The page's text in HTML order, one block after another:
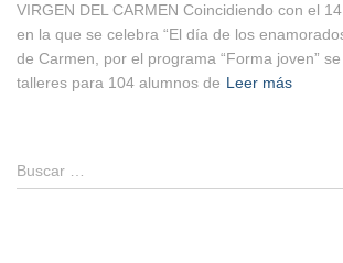
VIRGEN DEL CARMEN Coincidiendo con el
en la que se celebra “El día de los
de Carmen, por el programa “Forma joven”
talleres para 104 alumnos de Leer más
B
u
Buscar …